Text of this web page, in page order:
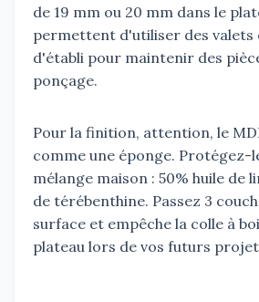
de 19 mm ou 20 mm dans le
permettent d'utiliser des valets
d'établi pour maintenir des
ponçage.
Pour la finition, attention, le
comme une éponge. Protégez-
mélange maison : 50% huile de
de térébenthine. Passez 3
surface et empêche la colle à
plateau lors de vos futurs